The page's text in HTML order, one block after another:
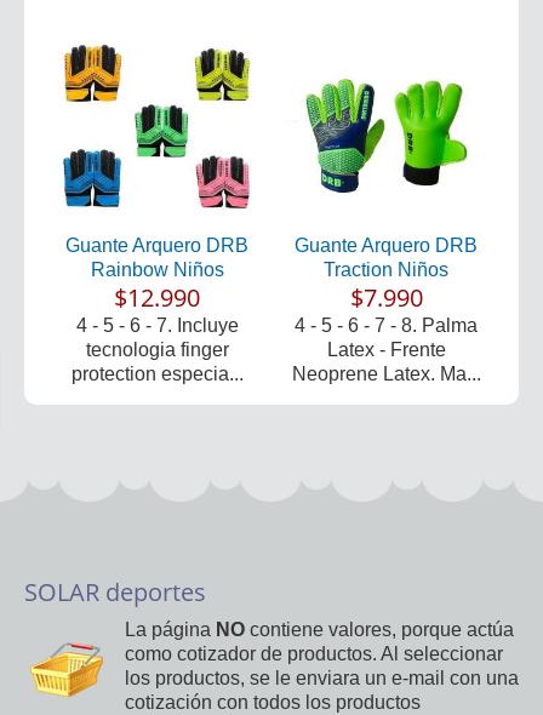
Guante Arquero DRB
Rainbow Niños
$12.990
4 - 5 - 6 - 7. Incluye
tecnologia finger
protection especia...
Guante Arquero DRB
Traction Niños
$7.990
4 - 5 - 6 - 7 - 8. Palma
Latex - Frente
Neoprene Latex. Ma...
SOLAR deportes
La página NO contiene valores, porque actúa
como cotizador de productos. Al seleccionar
los productos, se le enviara un e-mail con una
cotización con todos los productos